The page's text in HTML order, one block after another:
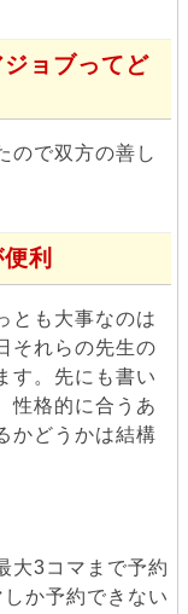
ョブってど
ので双方の善し
利
とも大事なのは
それらの先生の
す。先にも書い
性格的に合うあ
かどうかは結構
大3コマまで予約
か予約できない